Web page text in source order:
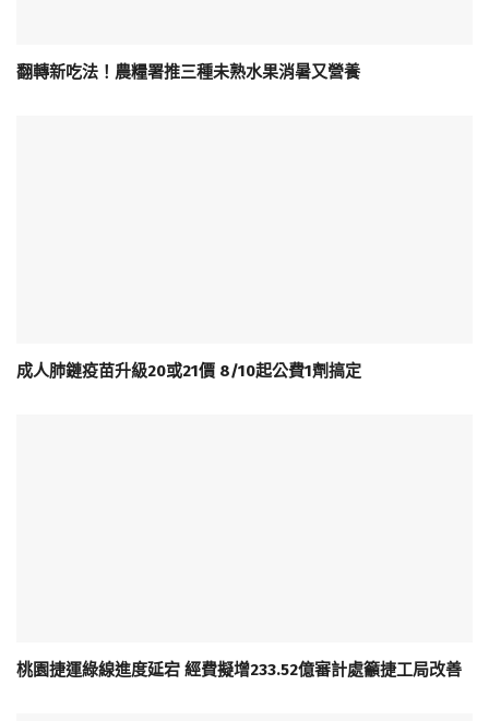
翻轉新吃法！農糧署推三種未熟水果消暑又營養
成人肺鏈疫苗升級20或21價 8/10起公費1劑搞定
桃園捷運綠線進度延宕 經費擬增233.52億審計處籲捷工局改善